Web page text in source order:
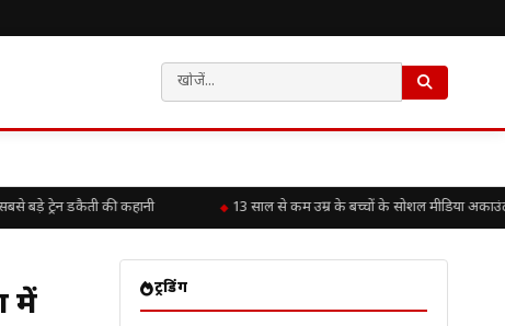
ट्रेन डकैती की कहानी 13 साल से कम उम्र के बच्चों के सोशल मीडिया अकाउंट
में
ट्रेंडिंग